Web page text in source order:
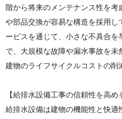
階から将来のメンテナンス性を
や部品交換が容易な構造を採用し
ービスを通じて、小さな不具合を
で、大規模な故障や漏水事故を未
建物のライフサイクルコストの削
【給排水設備工事の信頼性を高め
給排水設備は建物の機能性と快適